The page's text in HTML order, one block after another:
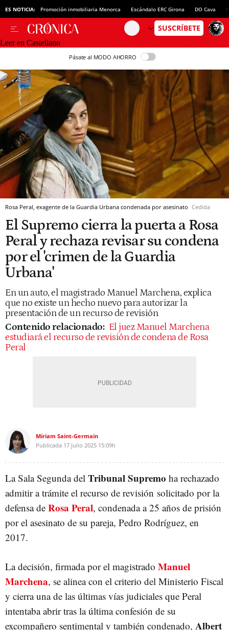
ES NOTICIA: Promoción inmobiliaria Menorca Escándalo ERC Girona DO Cava
Leer en Castellano
Pásate al MODO AHORRO
Rosa Peral, exagente de la Guardia Urbana condenada por asesinato Cedida
El Supremo cierra la puerta a Rosa
Peral y rechaza revisar su condena
por el 'crimen de la Guardia
Urbana'
En un auto, el magistrado Manuel Marchena, explica
que no existe un hecho nuevo para autorizar la
presentación de un recurso de revisión
Contenido relacionado: El juez Manuel Marchena
estudiará el recurso de revisión de condena de Rosa
Peral
Miriam Saint-Germain
Publicada 17 julio 2025 15:09h
La Sala Segunda del Tribunal Supremo ha rechazado
admitir a trámite el recurso de revisión solicitado por la
defensa de Rosa Peral, condenada a 25 años de prisión
por el asesinato de su pareja, Pedro Rodríguez, en
2017.
La decisión, firmada por el magistrado Manuel
Marchena, se alinea con el criterio del Ministerio Fiscal
y cierra una de las últimas vías judiciales que Peral
intentaba abrir tras la última confesión de su
excompañero sentimental y también condenado, Albert